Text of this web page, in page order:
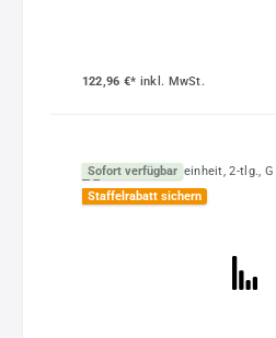
122,96 €* inkl. MwSt.
Sofort verfügbar
Staffelrabatt sichern